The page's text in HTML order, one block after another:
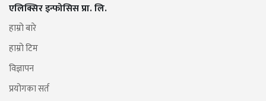
एलिक्सिर इन्फोसिस प्रा. लि.
हाम्रो बारे
हाम्रो टिम
विज्ञापन
प्रयोगका सर्त